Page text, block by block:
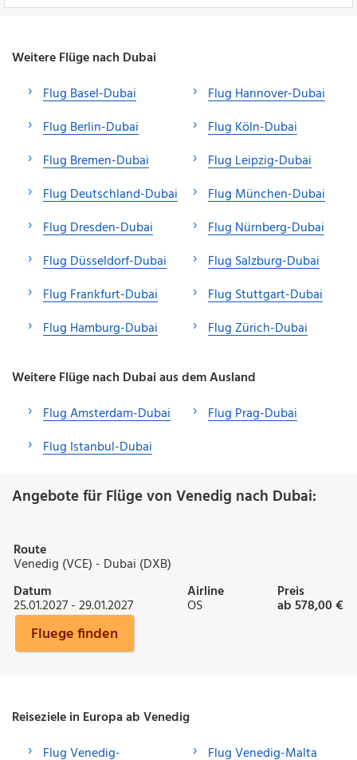
Weitere Flüge nach Dubai
Flug Basel-Dubai
Flug Berlin-Dubai
Flug Bremen-Dubai
Flug Deutschland-Dubai
Flug Dresden-Dubai
Flug Düsseldorf-Dubai
Flug Frankfurt-Dubai
Flug Hamburg-Dubai
Flug Hannover-Dubai
Flug Köln-Dubai
Flug Leipzig-Dubai
Flug München-Dubai
Flug Nürnberg-Dubai
Flug Salzburg-Dubai
Flug Stuttgart-Dubai
Flug Zürich-Dubai
Weitere Flüge nach Dubai aus dem Ausland
Flug Amsterdam-Dubai
Flug Istanbul-Dubai
Flug Prag-Dubai
Angebote für Flüge von Venedig nach Dubai:
Route
Venedig (VCE) - Dubai (DXB)
Datum
25.01.2027 - 29.01.2027
Airline
OS
Preis
ab 578,00 €
Fluege finden
Reiseziele in Europa ab Venedig
Flug Venedig-
Flug Venedig-Malta